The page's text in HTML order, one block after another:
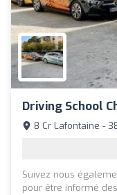
Driving School
8 Cr Lafontaine -
Suivez nous
pour être informé